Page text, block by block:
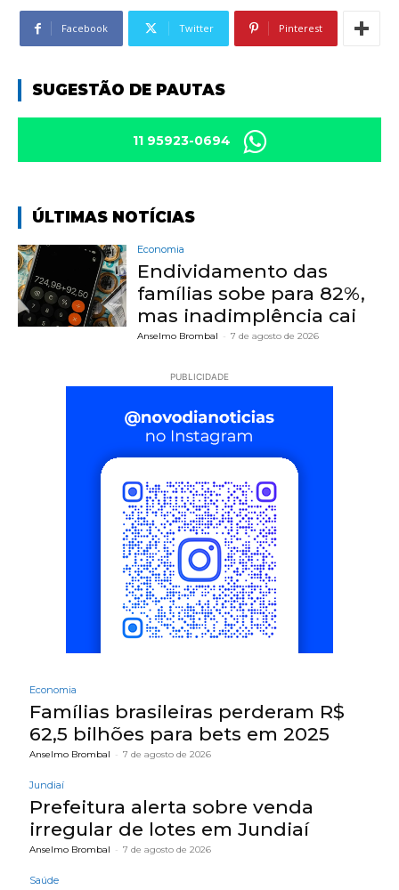
Facebook Twitter Pinterest
SUGESTÃO DE PAUTAS
11 95923-0694
ÚLTIMAS NOTÍCIAS
Economia
Endividamento das
famílias sobe para 82%,
mas inadimplência cai
Anselmo Brombal - 7 de agosto de 2026
PUBLICIDADE
Economia
Famílias brasileiras perderam R$
62,5 bilhões para bets em 2025
Anselmo Brombal - 7 de agosto de 2026
Jundiaí
Prefeitura alerta sobre venda
irregular de lotes em Jundiaí
Anselmo Brombal - 7 de agosto de 2026
Saúde